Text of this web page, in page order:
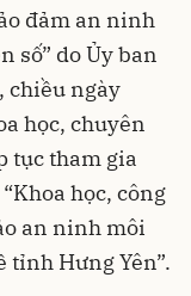
đảm an ninh
số” do Ủy ban
chiều ngày
học, chuyên
tục tham gia
học, công
an ninh môi
tỉnh Hưng Yên”.